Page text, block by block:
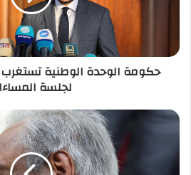
ر
حكومة الوحدة الوطنية
لجلسة